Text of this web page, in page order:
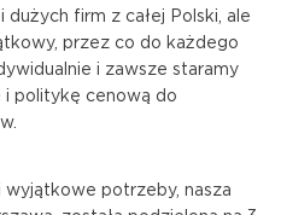
dużych firm z całej Polski, ale
przez co do każdego
i zawsze staramy
politykę cenową do
potrzeby, nasza